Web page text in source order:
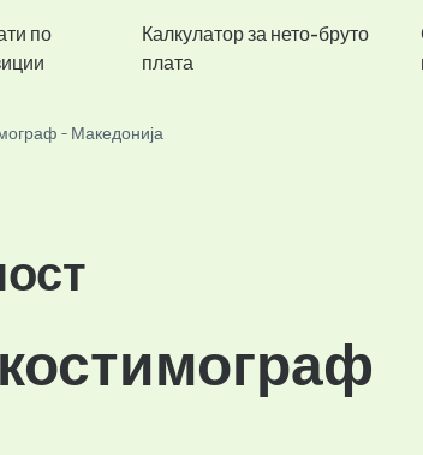
по
Калкулатор за нето-бруто
плата
- Македонија